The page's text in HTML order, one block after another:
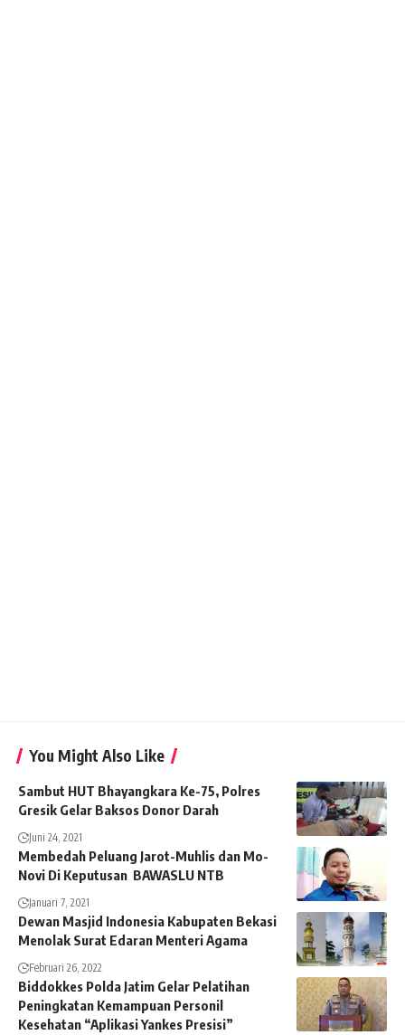
You Might Also Like
Sambut HUT Bhayangkara Ke-75, Polres
Gresik Gelar Baksos Donor Darah
Juni 24, 2021
Membedah Peluang Jarot-Muhlis dan Mo-
Novi Di Keputusan BAWASLU NTB
Januari 7, 2021
Dewan Masjid Indonesia Kabupaten Bekasi
Menolak Surat Edaran Menteri Agama
Februari 26, 2022
Biddokkes Polda Jatim Gelar Pelatihan
Peningkatan Kemampuan Personil
Kesehatan “Aplikasi Yankes Presisi”